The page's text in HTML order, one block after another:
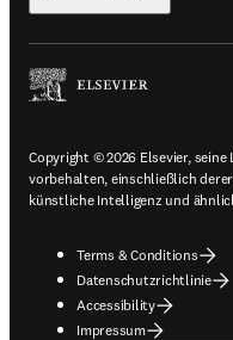
Copyright © 2026 Elsevier,
vorbehalten, einschließlich
künstliche Intelligenz und
Terms & Conditions
Datenschutzrichtlinie
Accessibility
Impressum